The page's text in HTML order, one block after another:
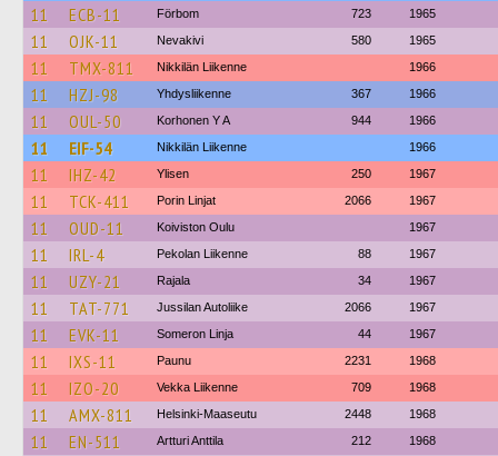
11 ECB-11 Förbom 723 1965
11 OJK-11 Nevakivi 580 1965
11 TMX-811 Nikkilän Liikenne 1966
11 HZJ-98 Yhdysliikenne 367 1966
11 OUL-50 Korhonen Y A 944 1966
11 EIF-54 Nikkilän Liikenne 1966
11 IHZ-42 Ylisen 250 1967
11 TCK-411 Porin Linjat 2066 1967
11 OUD-11 Koiviston Oulu 1967
11 IRL-4 Pekolan Liikenne 88 1967
11 UZY-21 Rajala 34 1967
11 TAT-771 Jussilan Autoliike 2066 1967
11 EVK-11 Someron Linja 44 1967
11 IXS-11 Paunu 2231 1968
11 IZO-20 Vekka Liikenne 709 1968
11 AMX-811 Helsinki-Maaseutu 2448 1968
11 EN-511 Artturi Anttila 212 1968